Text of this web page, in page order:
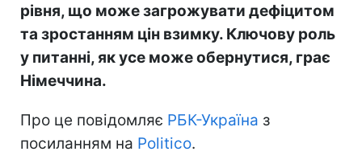
рівня, що може загрожувати дефіцитом
та зростанням цін взимку. Ключову роль
у питанні, як усе може обернутися, грає
Німеччина.
Про це повідомляє РБК-Україна з
посиланням на Politico.